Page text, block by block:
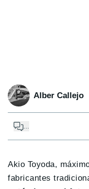
Alber Callejo
Akio Toyoda,
fabricantes